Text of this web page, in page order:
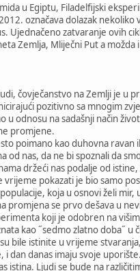
u Egiptu, Filadelfijski
označava dolazak
Ujednačeno zatvaranje ovih
Zemlja, Mliječni Put a
čovječanstvo na Zemlji je u
pozitivno sa mnogim
u odnosu na sadašnji način
promjene.
poimano kao duhovna
od nas, da ne bi spoznali da
držeći nas podalje od
vrijeme pokazati je bio samo
koja u osnovi želi
promjena se prvo dešava u
koji je odobren na
kao ˝sedmo zlatno doba˝
bile istinite u vrijeme
dan danas imaju svoje
istina. Ljudi se bude na